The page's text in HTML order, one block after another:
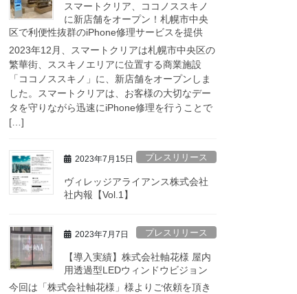
スマートクリア、ココノススキノ
に新店舗をオープン！札幌市中央
区で利便性抜群のiPhone修理サービスを提供
2023年12月、スマートクリアは札幌市中央区の
繁華街、ススキノエリアに位置する商業施設
「ココノススキノ」に、新店舗をオープンしま
した。スマートクリアは、お客様の大切なデー
タを守りながら迅速にiPhone修理を行うことで
[…]
2023年7月15日 プレスリリース
ヴィレッジアライアンス株式会社
社内報【Vol.1】
2023年7月7日 プレスリリース
【導入実績】株式会社軸花様 屋内
用透過型LEDウィンドウビジョン
今回は「株式会社軸花様」様よりご依頼を頂き